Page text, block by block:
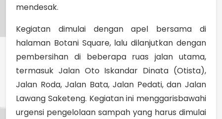
mendesak.
Kegiatan dimulai dengan apel bersama di
halaman Botani Square, lalu dilanjutkan dengan
pembersihan di beberapa ruas jalan utama,
termasuk Jalan Oto Iskandar Dinata (Otista),
Jalan Roda, Jalan Bata, Jalan Pedati, dan Jalan
Lawang Saketeng. Kegiatan ini menggarisbawahi
urgensi pengelolaan sampah yang harus dimulai